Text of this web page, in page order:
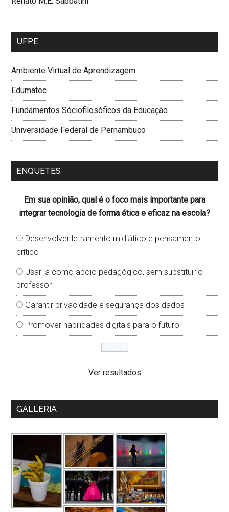
UFPE
Ambiente Virtual de Aprendizagem
Edumatec
Fundamentos Sóciofilosóficos da Educação
Universidade Federal de Pernambuco
ENQUETES
Em sua opinião, qual é o foco mais importante para
integrar tecnologia de forma ética e eficaz na escola?
Desenvolver letramento midiático e pensamento
crítico
Usar ia como apoio pedagógico, sem substituir o
professor
Garantir privacidade e segurança dos dados
Promover habilidades digitais para o futuro
Ver resultados
GALLERIA